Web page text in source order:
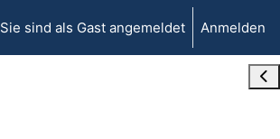
Sie sind als Gast angemeldet Anmelden